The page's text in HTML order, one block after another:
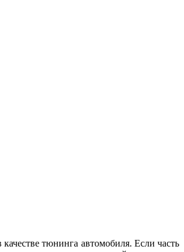
тюнинга автомобиля. Если часть